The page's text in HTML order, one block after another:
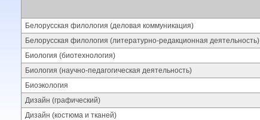
Белорусская филология (деловая коммуникация)
Белорусская филология (литературно-редакционная деятельность)
Биология (биотехнология)
Биология (научно-педагогическая деятельность)
Биоэкология
Дизайн (графический)
Дизайн (костюма и тканей)